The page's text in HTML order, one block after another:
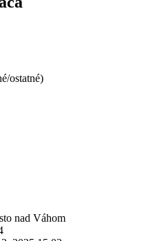
ostatné)
nad Váhom